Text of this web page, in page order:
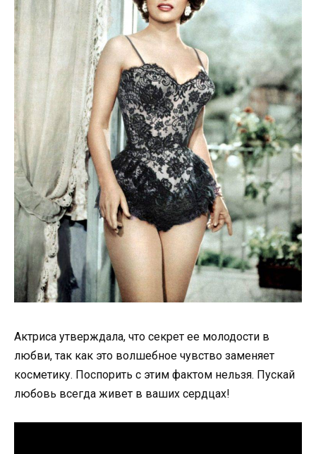
Актриса утверждала, что секрет ее молодости в
любви, так как это волшебное чувство заменяет
косметику. Поспорить с этим фактом нельзя. Пускай
любовь всегда живет в ваших сердцах!